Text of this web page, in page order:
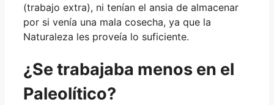
(trabajo extra), ni tenían el ansia de almacenar
por si venía una mala cosecha, ya que la
Naturaleza les proveía lo suficiente.
¿Se trabajaba menos en el
Paleolítico?